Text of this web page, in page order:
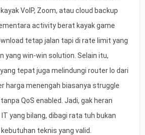
VoIP, Zoom, atau cloud backup
activity berat kayak game
tetap jalan tapi di rate limit yang
yang win-win solution. Selain itu,
tepat juga melindungi router lo dari
harga menengah biasanya struggle
QoS enabled. Jadi, gak heran
yang bilang, dibagi rata tuh bukan
teknis yang valid.